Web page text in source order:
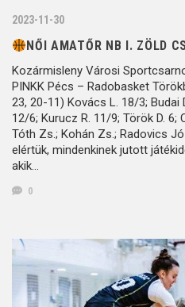
2023-11-30
NŐI AMATŐR NB I. ZÖLD
Kozármisleny Városi
PINKK Pécs – Radobasket
23, 20-11) Kovács L. 18/3; Budai
12/6; Kurucz R. 11/9; Török D. 6;
Tóth Zs.; Kohán Zs.; Radovics
elértük, mindenkinek jutott
akik…
0